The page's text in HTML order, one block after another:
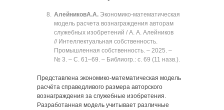
АлейниковА.А. Экономико-математическая
модель расчета вознаграждения авторам
служебных изобретений / А. А. Алейников
// Интеллектуальная собственность.
Промышленная собственность. ‒ 2025. ‒
№ 3. ‒ C. 61‒69. ‒ Библиогр.: с. 69 (11 назв.).
Представлена экономико-математическая модель
расчёта справедливого размера авторского
вознаграждения за служебные изобретения.
Разработанная модель учитывает различные